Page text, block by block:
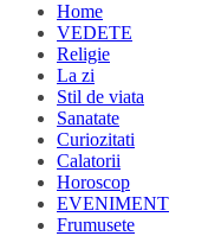
Home
VEDETE
Religie
La zi
Stil de viata
Sanatate
Curiozitati
Calatorii
Horoscop
EVENIMENT
Frumusete